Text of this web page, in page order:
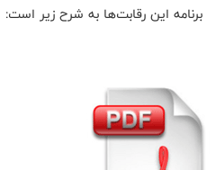
برنامه این رقابت‌ها به شرح زیر است: